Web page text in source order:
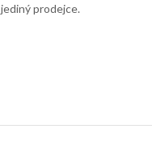
jediný prodejce.